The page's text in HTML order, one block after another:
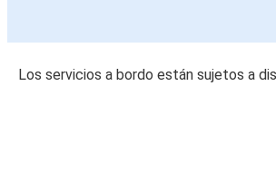
Los servicios a bordo están sujetos a